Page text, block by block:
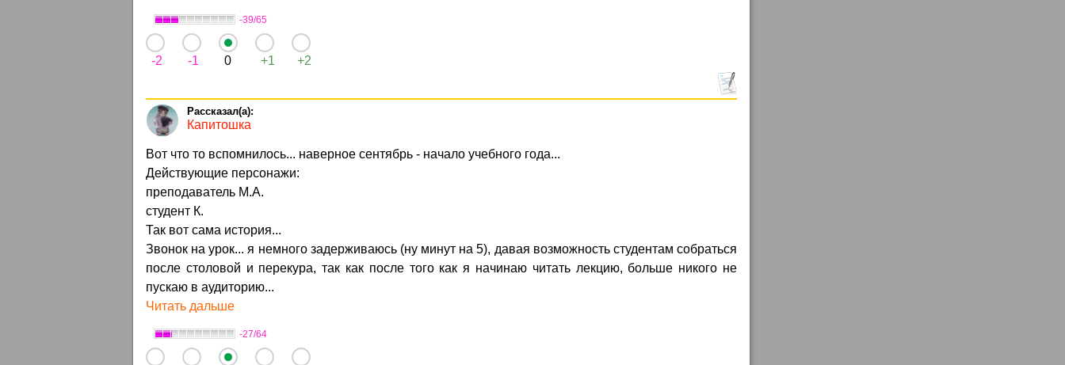
-39/65
-2 -1 0 +1 +2
Капитошка
Вот что то вспомнилось... наверное сентябрь - начало учебного года...
Действующие персонажи:
преподаватель М.А.
студент К.
Так вот сама история...
Звонок на урок... я немного задерживаюсь (ну минут на 5), давая возможность студентам собраться
после столовой и перекура, так как после того как я начинаю читать лекцию, больше никого не
пускаю в аудиторию...
Читать дальше
-27/64